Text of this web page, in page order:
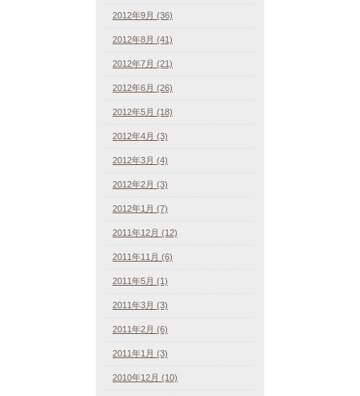
2012年9月 (36)
2012年8月 (41)
2012年7月 (21)
2012年6月 (26)
2012年5月 (18)
2012年4月 (3)
2012年3月 (4)
2012年2月 (3)
2012年1月 (7)
2011年12月 (12)
2011年11月 (6)
2011年5月 (1)
2011年3月 (3)
2011年2月 (6)
2011年1月 (3)
2010年12月 (10)